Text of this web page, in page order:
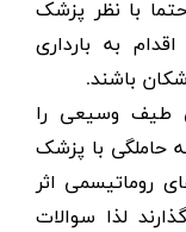
با نظر پزشک
به بارداری
باشند.
طیف وسیعی را
حاملگی با پزشک
روماتیسمی اثر
لذا سوالات